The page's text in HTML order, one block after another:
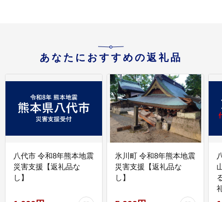
あなたにおすすめの返礼品
八代市 令和8年熊本地震
災害支援【返礼品な
し】
氷川町 令和8年熊本地震
災害支援【返礼品な
し】